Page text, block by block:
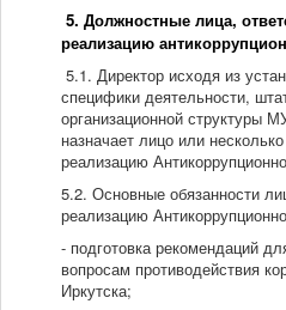
5. Должностные лица,
реализацию
5.1. Директор исходя из
специфики деятельности,
организационной структуры
назначает лицо или
реализацию
5.2. Основные обязанности
реализацию
- подготовка рекомендаций
вопросам противодействия
Иркутска;